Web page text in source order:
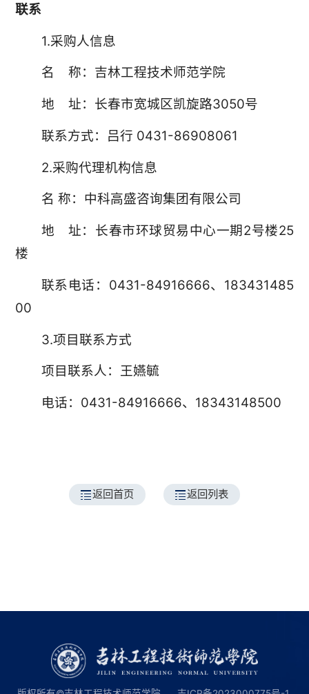
联系
1.采购人信息
名 称：吉林工程技术师范学院
地 址：长春市宽城区凯旋路3050号
联系方式：吕行 0431-86908061
2.采购代理机构信息
名 称：中科高盛咨询集团有限公司
地 址：长春市环球贸易中心一期2号楼25
楼
联系电话：0431-84916666、183431485
00
3.项目联系方式
项目联系人：王嬿毓
电话：0431-84916666、18343148500
返回首页 返回列表